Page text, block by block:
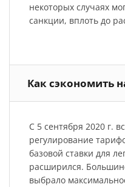
некоторых случаях
санкции, вплоть до
Как сэкономить
С 5 сентября 2020 г.
регулирование
базовой ставки для
расширился.
выбрало